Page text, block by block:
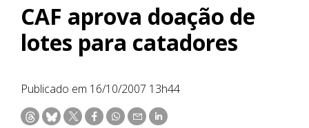
CAF aprova doação de
lotes para catadores
Publicado em 16/10/2007 13h44